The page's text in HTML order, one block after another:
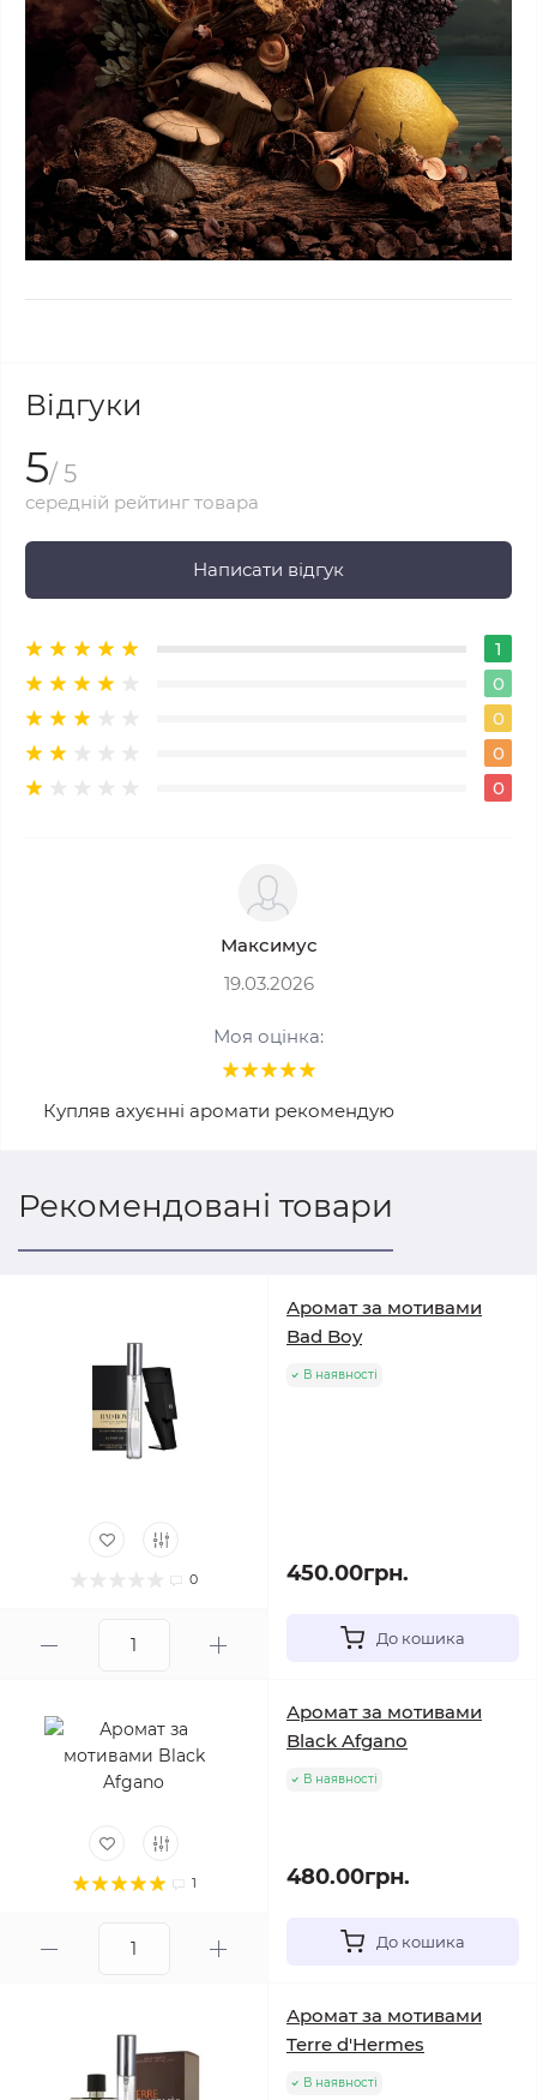
Відгуки
5/ 5
середній рейтинг товара
Написати відгук
1
0
0
0
0
Максимус
19.03.2026
Моя оцінка:
Купляв ахуєнні аромати рекомендую
Рекомендовані товари
0
Аромат за мотивами
Bad Boy
В наявності
450.00грн.
До кошика
1
Аромат за мотивами
Black Afgano
В наявності
480.00грн.
До кошика
Аромат за мотивами
Terre d'Hermes
В наявності